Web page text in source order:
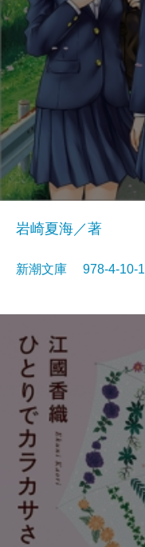
岩崎夏海／著
新潮文庫 978-4-